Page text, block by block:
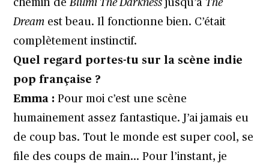
chemin deBlumi The Darkness jusqu’à The
Dream est beau. Il fonctionne bien. C’était
complètement instinctif.
Quel regard portes-tu sur la scène indie
pop française ?
Emma : Pour moi c’est une scène
humainement assez fantastique. J’ai jamais eu
de coup bas. Tout le monde est super cool, se
file des coups de main… Pour l’instant, je